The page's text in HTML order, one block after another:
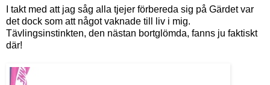
I takt med att jag såg alla tjejer förbereda sig på Gärdet var
det dock som att något vaknade till liv i mig.
Tävlingsinstinkten, den nästan bortglömda, fanns ju faktiskt
där!